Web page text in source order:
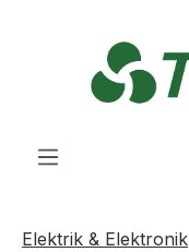
Elektrik & Elektronik